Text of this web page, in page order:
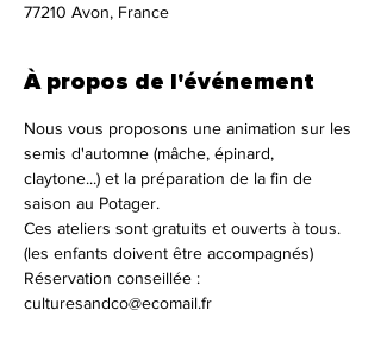
77210 Avon, France
À propos de l'événement
Nous vous proposons une animation sur les
semis d'automne (mâche, épinard,
claytone...) et la préparation de la fin de
saison au Potager.
Ces ateliers sont gratuits et ouverts à tous.
(les enfants doivent être accompagnés)
Réservation conseillée :
culturesandco@ecomail.fr